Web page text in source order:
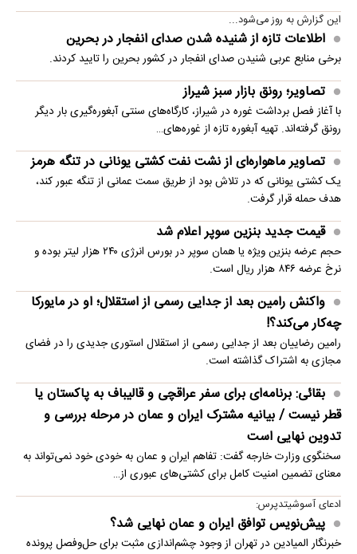
این گزارش به روز می‌شود...
اطلاعات تازه از شنیده شدن صدای انفجار در بحرین
برخی منابع عربی شنیدن صدای انفجار در کشور بحرین را تایید کردند.
تصاویر؛ رونق بازار سبز شیراز
با آغاز فصل برداشت غوره در شیراز، کارگاه‌های سنتی آبغوره‌گیری بار دیگر
رونق گرفته‌اند. تهیه آبغوره تازه از غوره‌های…
تصاویر ماهواره‌ای از نشت نفت کشتی یونانی در تنگه هرمز
یک کشتی یونانی که در تلاش بود از طریق سمت عمانی از تنگه عبور کند،
هدف حمله قرار گرفت.
قیمت جدید بنزین سوپر اعلام شد
حجم عرضه بنزین ویژه یا همان سوپر در بورس انرژی ۲۴۰ هزار لیتر بوده و
نرخ عرضه ۸۴۶ هزار ریال است.
واکنش رامین بعد از جدایی رسمی از استقلال؛ او در مایورکا
چه‌کار می‌کند؟!
رامین رضاییان بعد از جدایی رسمی از استقلال استوری جدیدی را در فضای
مجازی به اشتراک گذاشته است.
بقائی: برنامه‌ای برای سفر عراقچی و قالیباف به پاکستان یا
قطر نیست / بیانیه مشترک ایران و عمان در مرحله بررسی و
تدوین نهایی است
سخنگوی وزارت خارجه گفت: تفاهم ایران و عمان به خودی خود نمی‌تواند به
معنای تضمین امنیت کامل برای کشتی‌های عبوری از…
ادعای آسوشیتدپرس:
پیش‌نویس توافق ایران و عمان نهایی شد؟
خبرنگار المیادین در تهران از وجود چشم‌اندازی مثبت برای حل‌وفصل پرونده